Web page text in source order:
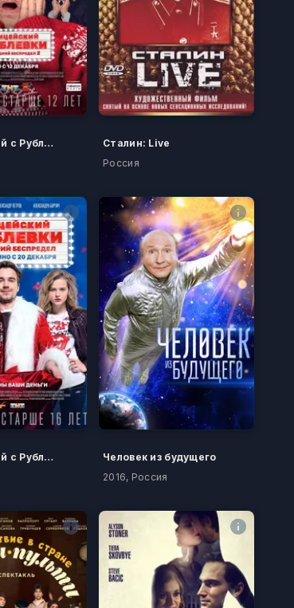
Полицейский с Рублевки. Новогодний беспредел 2
Сталин: Live
Россия
Полицейский с Рублёвки. Новогодний беспредел
Человек из будущего
2016, Россия